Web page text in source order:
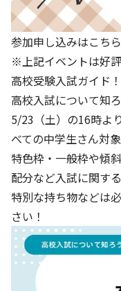
参加申し込みはこち
※上記イベントは好
高校受験入試ガイド！
高校入試について知ろ
5/23（土）の16時よ
べての中学生さん対
特色枠・一般枠や傾
配分など入試に関す
特別な持ち物などは
さい！